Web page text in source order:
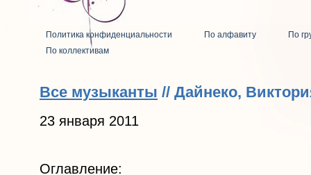
Политика конфиденциальности По алфавиту
По
По коллективам
Все музыканты // Дайнеко,
23 января 2011
Оглавление: